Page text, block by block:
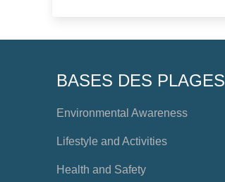
BASES DES PLAGES
Environmental Awareness
Lifestyle and Activities
Health and Safety